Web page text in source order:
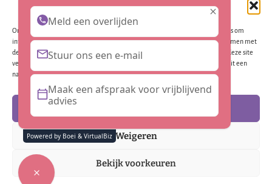
Beheer cookie toestemming
Om de beste ervaringen te bieden, gebruiken wij technologieën zoals cookies om
informatie over je apparaat op te slaan en/of te raadplegen. Door in te stemmen met
deze technologieën kunnen wij gegevens zoals surfgedrag of unieke ID's op deze site
verwerken. Als je geen toestemming geeft of uw toestemming intrekt, kan dit een
nadelige invloed hebben op bepaalde functies en mogelijkheden.
Weigeren
Bekijk voorkeuren
✨VirtualBiz
Cookies
Powered by Boei & VirtualBiz
Meld een overlijden
Stuur ons een e-mail
Maak een afspraak voor vrijblijvend
advies